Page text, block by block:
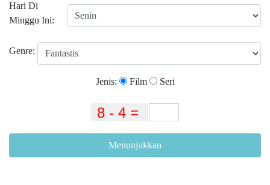
Hari Di
Minggu Ini:
Genre:
Jenis: Film Seri
Menunjukkan